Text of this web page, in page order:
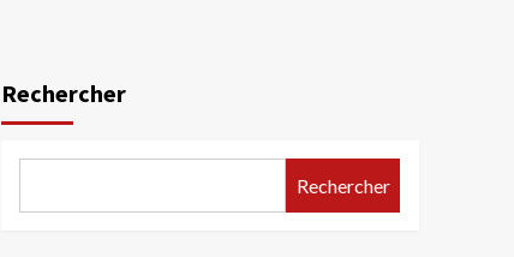
Rechercher
Rechercher